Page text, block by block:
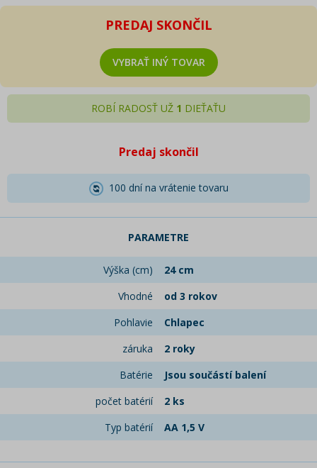
PREDAJ SKONČIL
VYBRAŤ INÝ TOVAR
ROBÍ RADOSŤ UŽ 1 DIEŤAŤU
Predaj skončil
100 dní na vrátenie tovaru
PARAMETRE
Výška (cm)
24 cm
Vhodné
od 3 rokov
Pohlavie
Chlapec
záruka
2 roky
Batérie
Jsou součástí balení
počet batérií
2 ks
Typ batérií
AA 1,5 V